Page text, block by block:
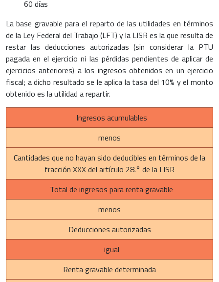
60 días
La base gravable para el reparto de las utilidades en términos
de la Ley Federal del Trabajo (LFT) y la LISR es la que resulta de
restar las deducciones autorizadas (sin considerar la PTU
pagada en el ejercicio ni las pérdidas pendientes de aplicar de
ejercicios anteriores) a los ingresos obtenidos en un ejercicio
fiscal; a dicho resultado se le aplica la tasa del 10% y el monto
obtenido es la utilidad a repartir.
Ingresos acumulables
menos
Cantidades que no hayan sido deducibles en términos de la
fracción XXX del artículo 28.° de la LISR
Total de ingresos para renta gravable
menos
Deducciones autorizadas
igual
Renta gravable determinada